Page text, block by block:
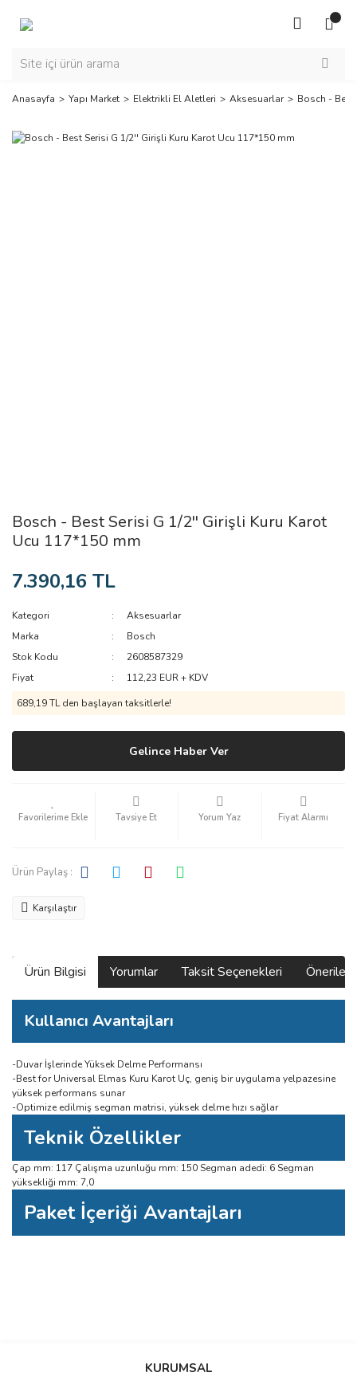
Anasayfa Yapı Market Elektrikli El Aletleri Aksesuarlar Bosch - Best
Bosch - Best Serisi G 1/2'' Girişli Kuru Karot
Ucu 117*150 mm
7.390,16 TL
Kategori
Aksesuarlar
Marka
Bosch
Stok Kodu
2608587329
Fiyat
112,23 EUR + KDV
689,19 TL den başlayan taksitlerle!
Gelince Haber Ver
Tavsiye Et Yorum Yaz Fiyat Alarmı
Ürün Paylaş :
Karşılaştır
Ürün Bilgisi Yorumlar Taksit Seçenekleri
Kullanıcı Avantajları
-Duvar İşlerinde Yüksek Delme Performansı
-Best for Universal Elmas Kuru Karot Uç, geniş bir uygulama yelpazesine
yüksek performans sunar
-Optimize edilmiş segman matrisi, yüksek delme hızı sağlar
Teknik Özellikler
Çap mm: 117 Çalışma uzunluğu mm: 150 Segman adedi: 6 Segman
yüksekliği mm: 7,0
Paket İçeriği Avantajları
Görüş ve önerileriniz için teşekkür ederiz.
KURUMSAL